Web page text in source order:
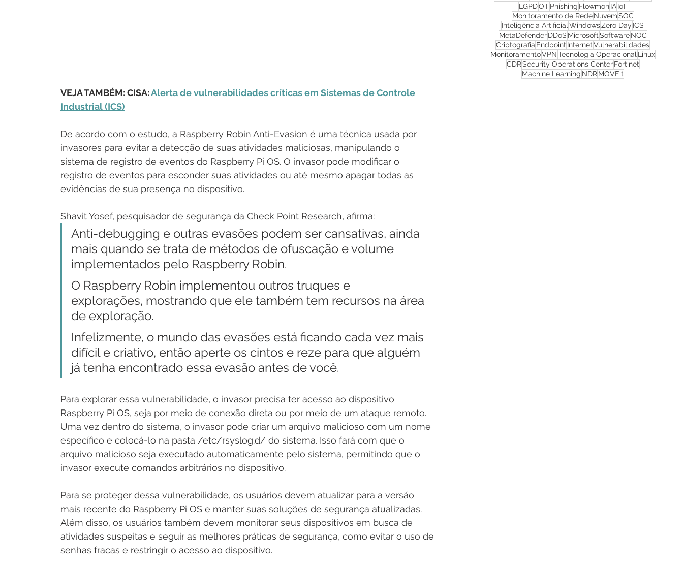
VEJA TAMBÉM: CISA: Alerta de vulnerabilidades críticas em Sistemas de Controle
Industrial (ICS)
De acordo com o estudo, a Raspberry Robin Anti-Evasion é uma técnica usada por
invasores para evitar a detecção de suas atividades maliciosas, manipulando o
sistema de registro de eventos do Raspberry Pi OS. O invasor pode modificar o
registro de eventos para esconder suas atividades ou até mesmo apagar todas as
evidências de sua presença no dispositivo.
Shavit Yosef, pesquisador de segurança da Check Point Research, afirma:
Anti-debugging e outras evasões podem ser cansativas, ainda
mais quando se trata de métodos de ofuscação e volume
implementados pelo Raspberry Robin.
O Raspberry Robin implementou outros truques e
explorações, mostrando que ele também tem recursos na área
de exploração.
Infelizmente, o mundo das evasões está ficando cada vez mais
difícil e criativo, então aperte os cintos e reze para que alguém
já tenha encontrado essa evasão antes de você.
Para explorar essa vulnerabilidade, o invasor precisa ter acesso ao dispositivo
Raspberry Pi OS, seja por meio de conexão direta ou por meio de um ataque remoto.
Uma vez dentro do sistema, o invasor pode criar um arquivo malicioso com um nome
específico e colocá-lo na pasta /etc/rsyslog.d/ do sistema. Isso fará com que o
arquivo malicioso seja executado automaticamente pelo sistema, permitindo que o
invasor execute comandos arbitrários no dispositivo.
Para se proteger dessa vulnerabilidade, os usuários devem atualizar para a versão
mais recente do Raspberry Pi OS e manter suas soluções de segurança atualizadas.
Além disso, os usuários também devem monitorar seus dispositivos em busca de
atividades suspeitas e seguir as melhores práticas de segurança, como evitar o uso de
senhas fracas e restringir o acesso ao dispositivo.
LGPDOTPhishing FlowmonIAIoT
Monitoramento de Rede NuvemSOC
Inteligência Artificial WindowsZero Day ICS
MetaDefender DDoS MicrosoftSoftware NOC
Criptografia Endpoint InternetVulnerabilidades
MonitoramentoVPNTecnologia Operacional Linux
CDRSecurity Operations Center Fortinet
Machine Learning NDRMOVEit